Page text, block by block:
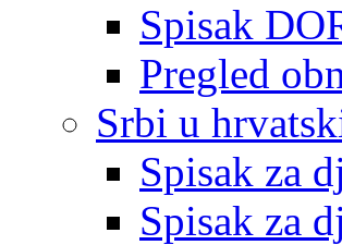
Spisak
Pregled
Srbi u
Spisak za
Spisak za